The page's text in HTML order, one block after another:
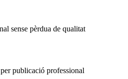
sense pèrdua de qualitat
publicació professional